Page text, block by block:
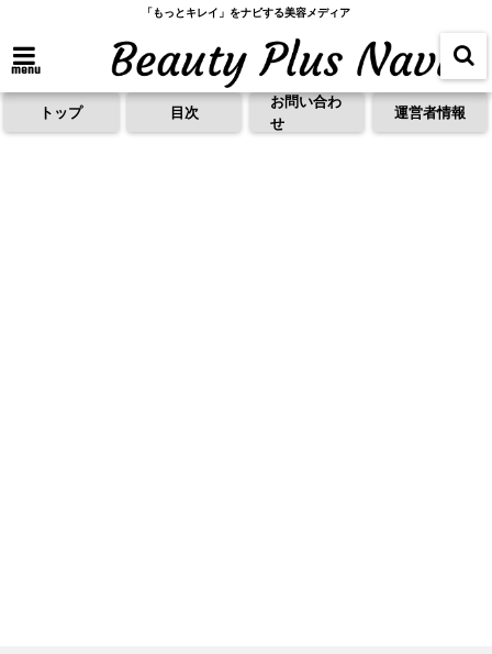
「もっとキレイ」をナビする美容メディア
menu
トップ 目次
お問い合わ
せ
運営者情報